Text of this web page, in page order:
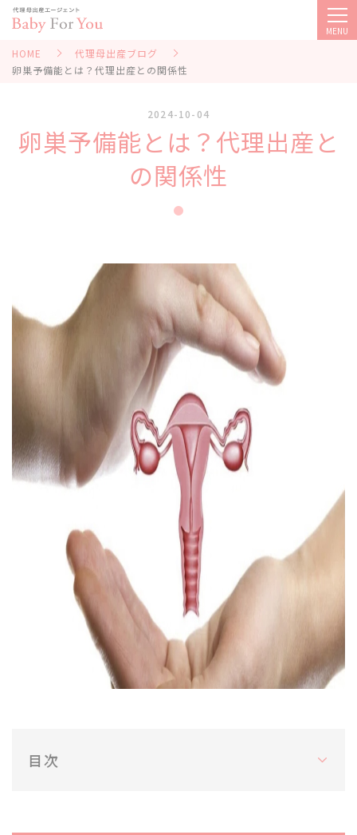
MENU
HOME
代理母出産ブログ
卵巣予備能とは？代理出産との関係性
2024-10-04
卵巣予備能とは？代理出産と
の関係性
目次